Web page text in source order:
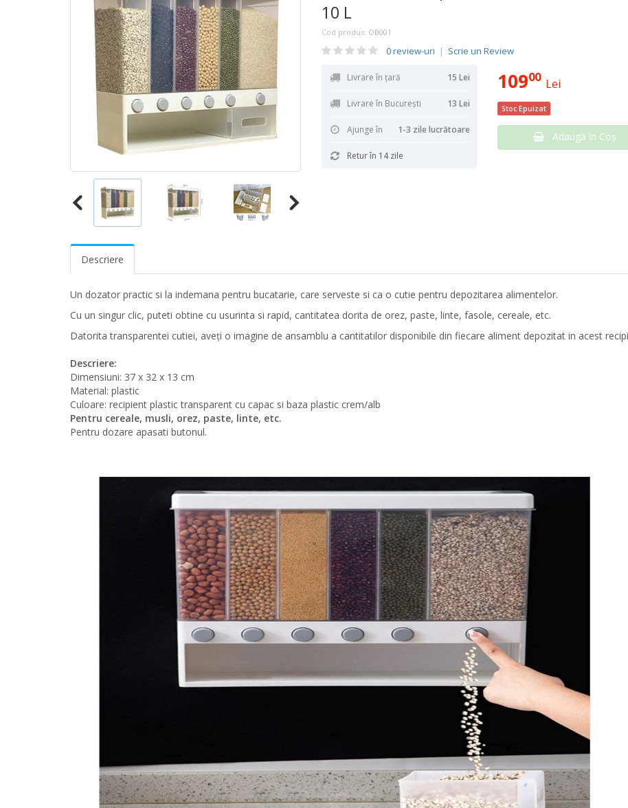
10 L
Cod produs: OB001
0 review-uri | Scrie un Review
Livrare în țară 15 Lei
Livrare în București 13 Lei
Ajunge în 1-3 zile lucrătoare
Retur în 14 zile
10900 Lei
Stoc Epuizat
Adaugă în Coş
Descriere
Un dozator practic si la indemana pentru bucatarie, care serveste si ca o cutie pentru depozitarea alimentelor.
Cu un singur clic, puteti obtine cu usurinta si rapid, cantitatea dorita de orez, paste, linte, fasole, cereale, etc.
Datorita transparentei cutiei, aveți o imagine de ansamblu a cantitatilor disponibile din fiecare aliment depozitat in acest
Descriere:
Dimensiuni: 37 x 32 x 13 cm
Material: plastic
Culoare: recipient plastic transparent cu capac si baza plastic crem/alb
Pentru cereale, musli, orez, paste, linte, etc.
Pentru dozare apasati butonul.